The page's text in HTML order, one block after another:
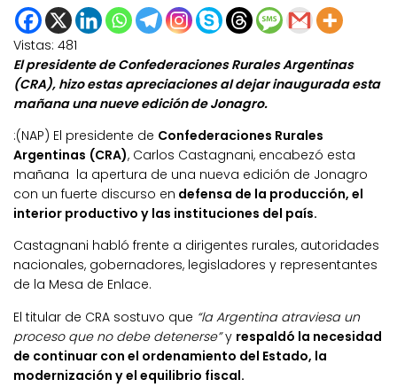
Vistas: 481
El presidente de Confederaciones Rurales Argentinas
(CRA), hizo estas apreciaciones al dejar inaugurada esta
mañana una nueve edición de Jonagro.
:(NAP) El presidente de Confederaciones Rurales
Argentinas (CRA), Carlos Castagnani, encabezó esta
mañana la apertura de una nueva edición de Jonagro
con un fuerte discurso en defensa de la producción, el
interior productivo y las instituciones del país.
Castagnani habló frente a dirigentes rurales, autoridades
nacionales, gobernadores, legisladores y representantes
de la Mesa de Enlace.
El titular de CRA sostuvo que “la Argentina atraviesa un
proceso que no debe detenerse”y respaldó la necesidad
de continuar con el ordenamiento del Estado, la
modernización y el equilibrio fiscal.